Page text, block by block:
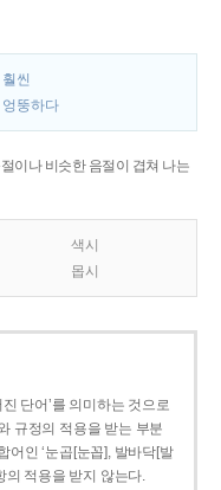
훨씬
엉뚱하다
이나 비슷한 음절이 겹쳐 나는
색시
몹시
단어’를 의미하는 것으로
규정의 적용을 받는 부분
어인 ‘눈곱[눈꼽], 발바닥[발
의 적용을 받지 않는다.